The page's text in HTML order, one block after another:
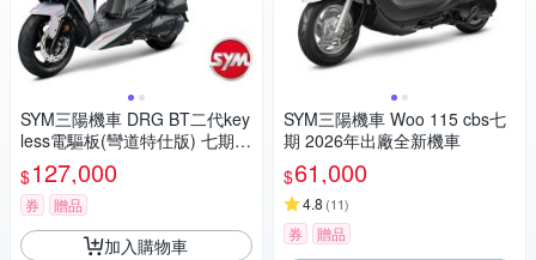
SYM三陽機車 DRG BT二代key
less電驅板(彎道特仕版) 七期 2
026年出廠全新機車
$127,000
券 贈品
加入購物車
SYM三陽機車 Woo 115 cbs七
期 2026年出廠全新機車
$61,000
4.8 (11)
券 贈品